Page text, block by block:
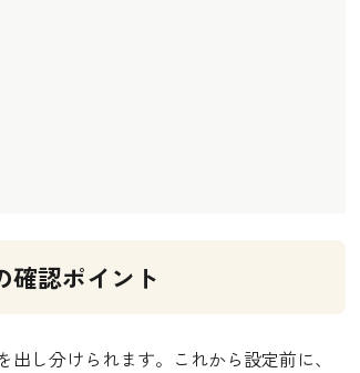
確認ポイント
し分けられます。これから設定前に、